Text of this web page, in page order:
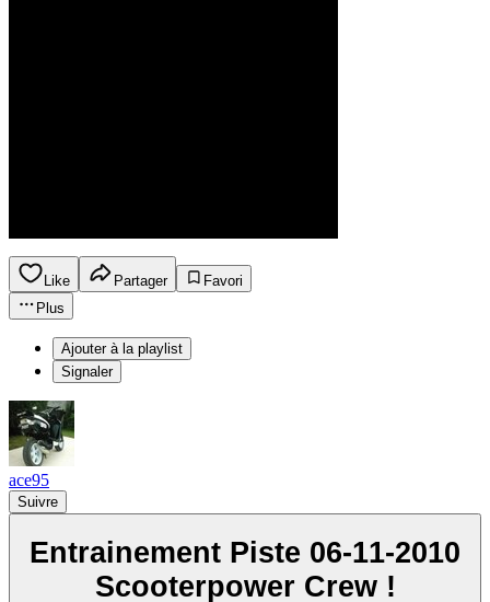
Like Partager
Favori
Plus
Ajouter à la playlist
Signaler
ace95
Suivre
Entrainement Piste 06-11-2010
Scooterpower Crew !